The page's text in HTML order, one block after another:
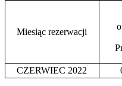
Miesiąc rezerwacji
CZERWIEC 2022